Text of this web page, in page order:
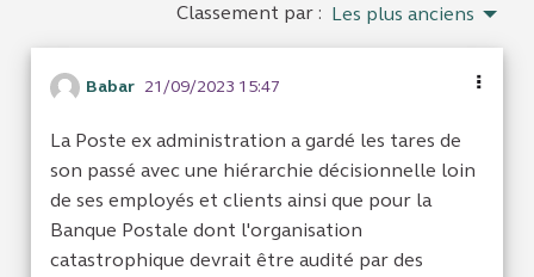
Classement par : Les plus anciens
Babar 21/09/2023 15:47
La Poste ex administration a gardé les tares de
son passé avec une hiérarchie décisionnelle loin
de ses employés et clients ainsi que pour la
Banque Postale dont l'organisation
catastrophique devrait être audité par des